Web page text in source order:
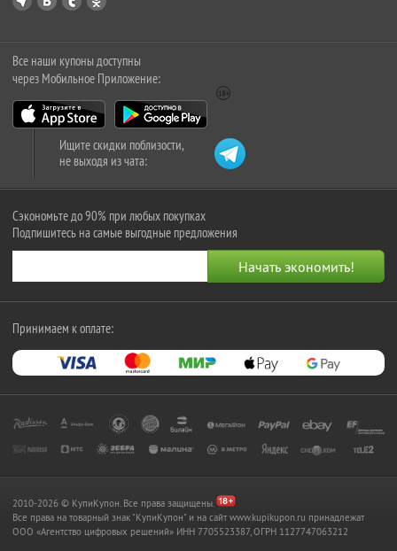
Все наши купоны доступны
через Мобильное Приложение:
Ищите скидки поблизости,
не выходя из чата:
Сэкономьте до 90% при любых покупках
Подпишитесь на самые выгодные предложения
Принимаем к оплате:
2010-2026 © КупиКупон. Все права защищены.
Все права на товарный знак "КупиКупон" и на сайт www.kupikupon.ru принадлежат
OOO «Агентство цифровых решений» ИНН 7705523387, ОГРН 1127747063212